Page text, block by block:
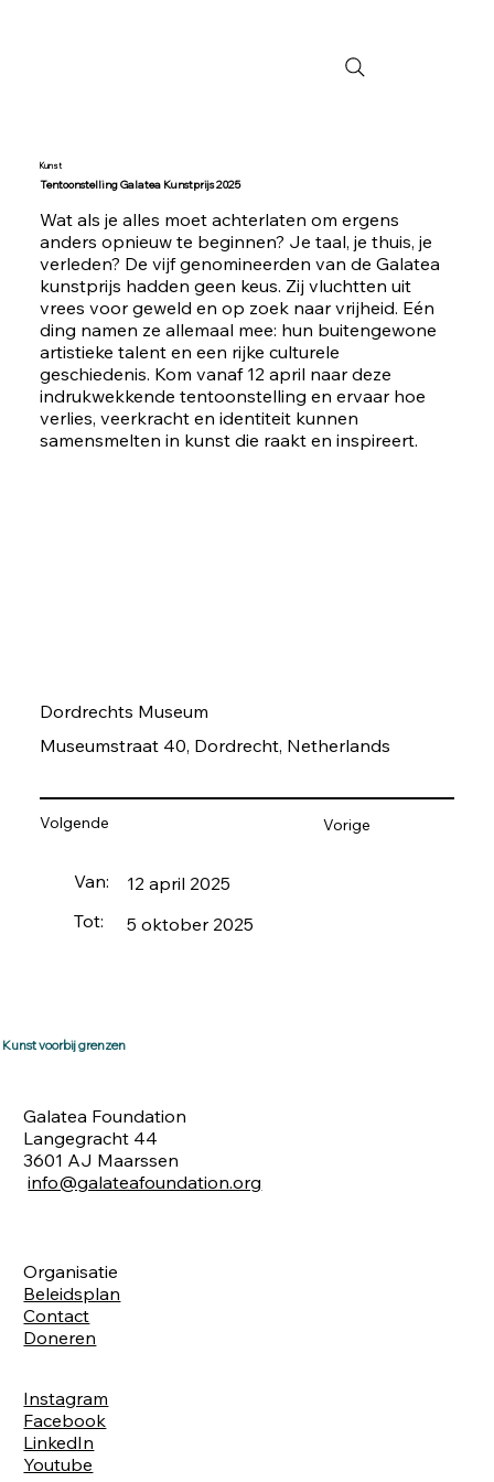
Tentoonstelling Galatea Kunstprijs 2025
Wat als je alles moet achterlaten om ergens
anders opnieuw te beginnen? Je taal, je thuis, je
verleden? De vijf genomineerden van de Galatea
kunstprijs hadden geen keus. Zij vluchtten uit
vrees voor geweld en op zoek naar vrijheid. Eén
ding namen ze allemaal mee: hun buitengewone
artistieke talent en een rijke culturele
geschiedenis. Kom vanaf 12 april naar deze
indrukwekkende tentoonstelling en ervaar hoe
verlies, veerkracht en identiteit kunnen
samensmelten in kunst die raakt en inspireert.
Kunst
Van:
12 april 2025
Tot:
5 oktober 2025
Dordrechts Museum
Museumstraat 40, Dordrecht, Netherlands
Volgende Vorige
Kunst voorbij grenzen
Galatea Foundation
Langegracht 44
3601 AJ Maarssen
info@galateafoundation.org
Organisatie
Beleidsplan
Contact
Doneren
Instagram
Facebook
LinkedIn
Youtube